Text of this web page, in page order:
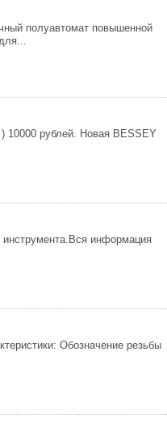
полуавтомат повышенной
10000 рублей. Новая BESSEY
информация
Обозначение резьбы